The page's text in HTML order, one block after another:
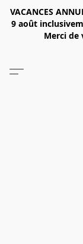
VACANCES
9 août
Merci de